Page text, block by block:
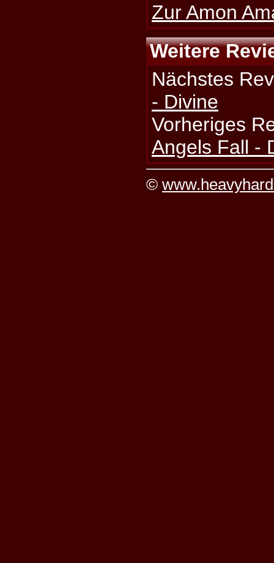
Zur Amon
Weitere
Nächstes
- Divine
Vorheriges
Angels Fall -
©